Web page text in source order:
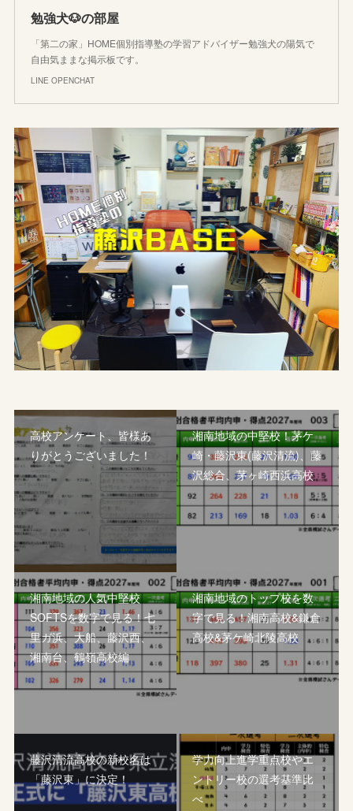
勉強犬🐶の部屋
「第二の家」HOME個別指導塾の学習アドバイザー勉強犬の陽気で
自由気ままな掲示板です。
LINE OPENCHAT
高校アンケート、皆様あ
りがとうございました！
湘南地域の中堅校！茅ケ
崎・藤沢東(藤沢清流)、藤
沢総合、茅ヶ崎西浜高校
湘南地域の人気中堅校
SOFTSを数字で見る！七
里ガ浜、大船、藤沢西、
湘南台、鶴嶺高校編
湘南地域のトップ校を数
字で見る！湘南高校&鎌倉
高校&茅ケ崎北陵高校
藤沢清流高校の新校名は
「藤沢東」に決定！
学力向上進学重点校やエ
ントリー校の選考基準比
べ